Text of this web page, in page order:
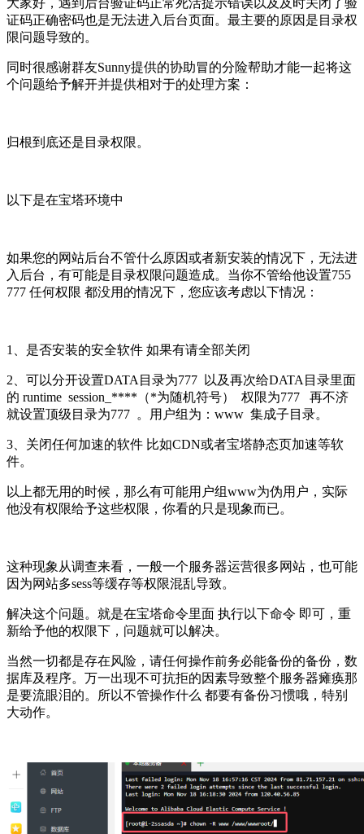
大家好，遇到后台验证码正常死活提示错误以及及时关闭了验
证码正确密码也是无法进入后台页面。最主要的原因是目录权
限问题导致的。
同时很感谢群友Sunny提供的协助冒的分险帮助才能一起将这
个问题给予解开并提供相对于的处理方案：
归根到底还是目录权限。
以下是在宝塔环境中
如果您的网站后台不管什么原因或者新安装的情况下，无法进
入后台，有可能是目录权限问题造成。当你不管给他设置755
777 任何权限 都没用的情况下，您应该考虑以下情况：
1、是否安装的安全软件 如果有请全部关闭
2、可以分开设置DATA目录为777 以及再次给DATA目录里面
的 runtime session_****（*为随机符号） 权限为777 再不济
就设置顶级目录为777 。用户组为：www 集成子目录。
3、关闭任何加速的软件 比如CDN或者宝塔静态页加速等软
件。
以上都无用的时候，那么有可能用户组www为伪用户，实际
他没有权限给予这些权限，你看的只是现象而已。
这种现象从调查来看，一般一个服务器运营很多网站，也可能
因为网站多sess等缓存等权限混乱导致。
解决这个问题。就是在宝塔命令里面 执行以下命令 即可，重
新给予他的权限下，问题就可以解决。
当然一切都是存在风险，请任何操作前务必能备份的备份，数
据库及程序。万一出现不可抗拒的因素导致整个服务器瘫痪那
是要流眼泪的。所以不管操作什么 都要有备份习惯哦，特别
大动作。